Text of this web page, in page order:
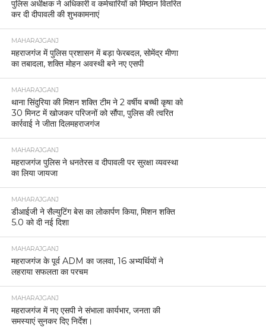
पुलिस अधीक्षक ने अधिकारी व कर्मचारियों को मिष्ठान वितरित
कर दी दीपावली की शुभकामनाएं
MAHARAJGANJ
महराजगंज में पुलिस प्रशासन में बड़ा फेरबदल, सोमेंद्र मीणा
का तबादला, शक्ति मोहन अवस्थी बने नए एसपी
MAHARAJGANJ
थाना सिंदुरिया की मिशन शक्ति टीम ने 2 वर्षीय बच्ची कृषा को
30 मिनट में खोजकर परिजनों को सौंपा, पुलिस की त्वरित
कार्रवाई ने जीता दिलमहराजगंज
MAHARAJGANJ
महराजगंज पुलिस ने धनतेरस व दीपावली पर सुरक्षा व्यवस्था
का लिया जायजा
MAHARAJGANJ
डीआईजी ने सैल्युटिंग बेस का लोकार्पण किया, मिशन शक्ति
5.0 को दी नई दिशा
MAHARAJGANJ
महराजगंज के पूर्व ADM का जलवा, 16 अभ्यर्थियों ने
लहराया सफलता का परचम
MAHARAJGANJ
महराजगंज में नए एसपी ने संभाला कार्यभार, जनता की
समस्याएं सुनकर दिए निर्देश।